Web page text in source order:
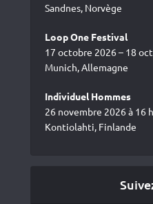
Sandnes, Norvège
Loop One Festival
17 octobre 2026 – 18
Munich, Allemagne
Individuel Hommes
26 novembre 2026 à 16
Kontiolahti, Finlande